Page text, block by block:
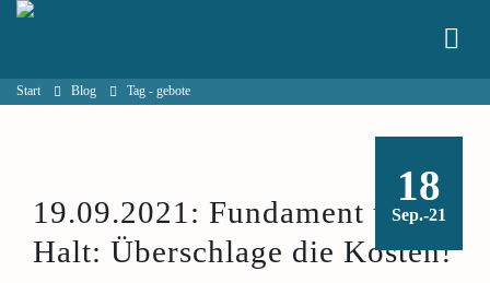
Start Blog Tag - gebote
18
Sep.-21
19.09.2021: Fundament und
Halt: Überschlage die Kosten!